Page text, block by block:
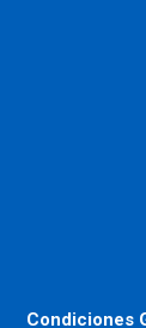
Condiciones